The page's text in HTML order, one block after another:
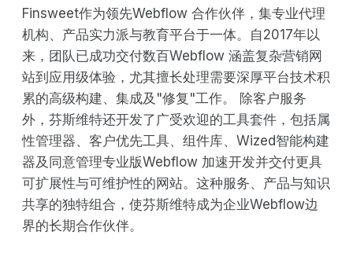
Finsweet作为领先Webflow 合作伙伴，集专业代理
机构、产品实力派与教育平台于一体。自2017年以
来，团队已成功交付数百Webflow 涵盖复杂营销网
站到应用级体验，尤其擅长处理需要深厚平台技术积
累的高级构建、集成及"修复"工作。 除客户服务
外，芬斯维特还开发了广受欢迎的工具套件，包括属
性管理器、客户优先工具、组件库、Wized智能构建
器及同意管理专业版Webflow 加速开发并交付更具
可扩展性与可维护性的网站。这种服务、产品与知识
共享的独特组合，使芬斯维特成为企业Webflow边
界的长期合作伙伴。